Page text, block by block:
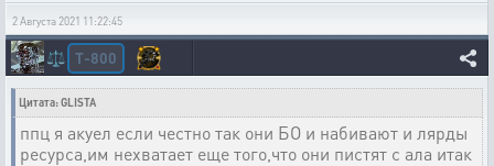
2 Августа 2021 11:22:45
⚖️ T-800
Цитата: GLISTA
ппц я акуел если честно так они БО и набивают и лярды
ресурса,им нехватает еще того,что они пистят с ала итак